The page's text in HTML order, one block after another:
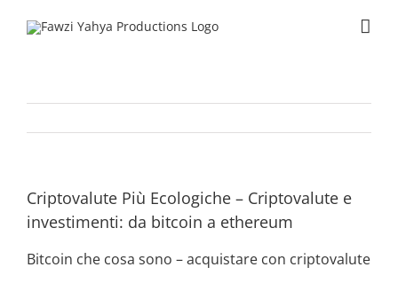
Criptovalute Più Ecologiche – Criptovalute e
investimenti: da bitcoin a ethereum
Bitcoin che cosa sono – acquistare con criptovalute